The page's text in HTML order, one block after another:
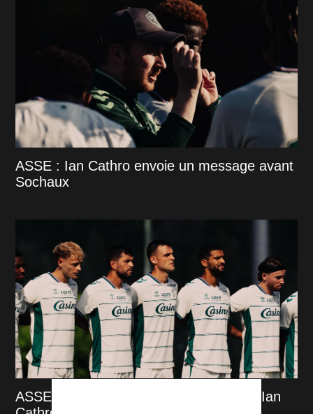
ASSE : Ian Cathro envoie un message avant
Sochaux
ASSE : Maxime Bernauer, la surprise d'Ian